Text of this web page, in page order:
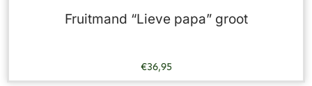
Fruitmand “Lieve papa” groot
€36,95